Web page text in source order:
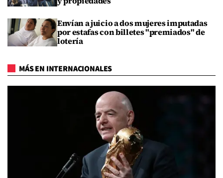
Envían a juicio a dos mujeres imputadas
por estafas con billetes "premiados" de
lotería
MÁS EN INTERNACIONALES